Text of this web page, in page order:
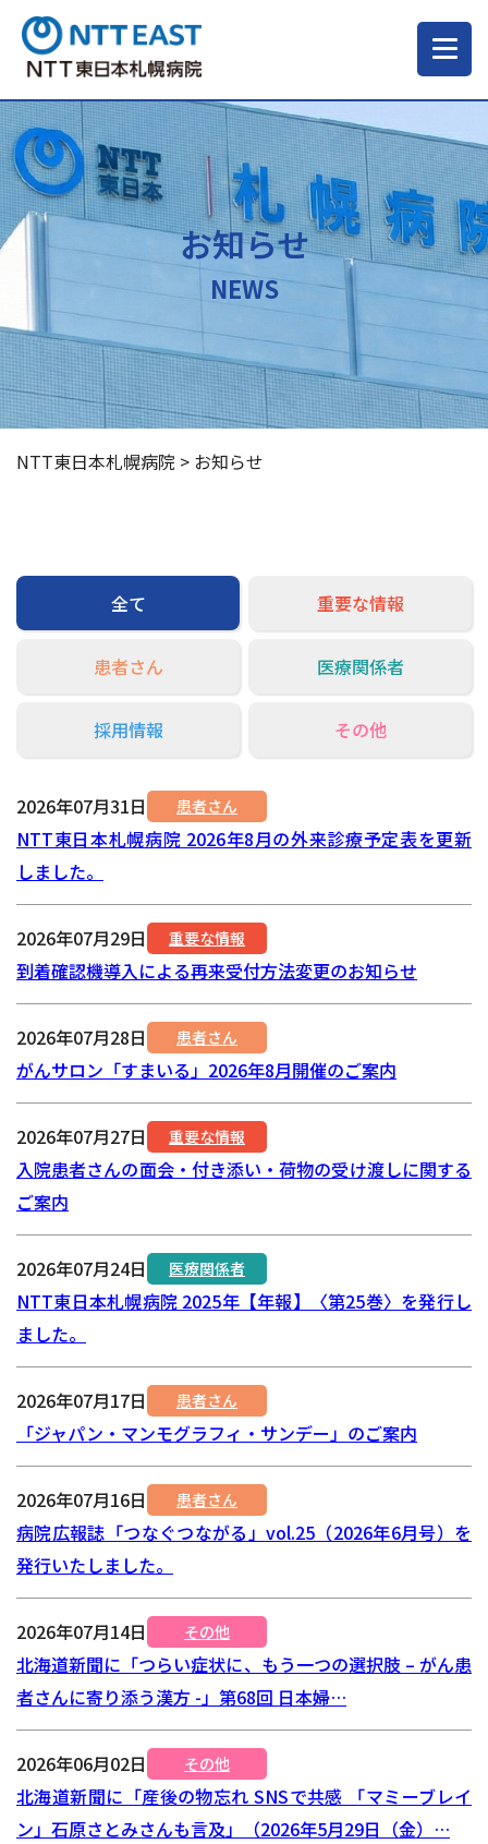
当院について
ご来院される方へ
診療科・部門
医療・介護関係の方
採用情報
お知らせ
NEWS
NTT東日本札幌病院 > お知らせ
全て 重要な情報
患者さん 医療関係者
採用情報 その他
2026年07月31日 患者さん
NTT東日本札幌病院 2026年8月の外来診療予定表を更新
しました。
2026年07月29日 重要な情報
到着確認機導入による再来受付方法変更のお知らせ
2026年07月28日 患者さん
がんサロン「すまいる」2026年8月開催のご案内
2026年07月27日 重要な情報
入院患者さんの面会・付き添い・荷物の受け渡しに関する
ご案内
2026年07月24日 医療関係者
NTT東日本札幌病院 2025年【年報】〈第25巻〉を発行し
ました。
2026年07月17日 患者さん
「ジャパン・マンモグラフィ・サンデー」のご案内
2026年07月16日 患者さん
病院広報誌「つなぐつながる」vol.25（2026年6月号）を
発行いたしました。
2026年07月14日 その他
北海道新聞に「つらい症状に、もう一つの選択肢 – がん患
者さんに寄り添う漢方 -」第68回 日本婦…
2026年06月02日 その他
北海道新聞に「産後の物忘れ SNSで共感 「マミーブレイ
ン」石原さとみさんも言及」（2026年5月29日（金）…